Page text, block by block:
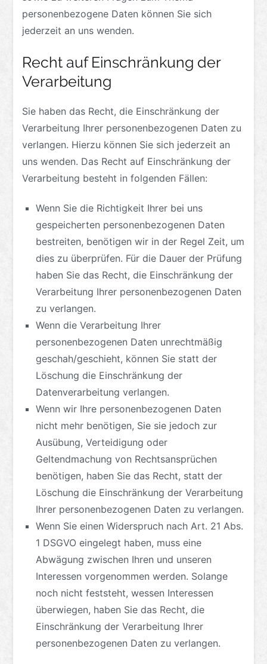
personenbezogene Daten können Sie sich
jederzeit an uns wenden.
Recht auf Einschränkung der
Verarbeitung
Sie haben das Recht, die Einschränkung der
Verarbeitung Ihrer personenbezogenen Daten zu
verlangen. Hierzu können Sie sich jederzeit an
uns wenden. Das Recht auf Einschränkung der
Verarbeitung besteht in folgenden Fällen:
Wenn Sie die Richtigkeit Ihrer bei uns
gespeicherten personenbezogenen Daten
bestreiten, benötigen wir in der Regel Zeit, um
dies zu überprüfen. Für die Dauer der Prüfung
haben Sie das Recht, die Einschränkung der
Verarbeitung Ihrer personenbezogenen Daten
zu verlangen.
Wenn die Verarbeitung Ihrer
personenbezogenen Daten unrechtmäßig
geschah/geschieht, können Sie statt der
Löschung die Einschränkung der
Datenverarbeitung verlangen.
Wenn wir Ihre personenbezogenen Daten
nicht mehr benötigen, Sie sie jedoch zur
Ausübung, Verteidigung oder
Geltendmachung von Rechtsansprüchen
benötigen, haben Sie das Recht, statt der
Löschung die Einschränkung der Verarbeitung
Ihrer personenbezogenen Daten zu verlangen.
Wenn Sie einen Widerspruch nach Art. 21 Abs.
1 DSGVO eingelegt haben, muss eine
Abwägung zwischen Ihren und unseren
Interessen vorgenommen werden. Solange
noch nicht feststeht, wessen Interessen
überwiegen, haben Sie das Recht, die
Einschränkung der Verarbeitung Ihrer
personenbezogenen Daten zu verlangen.